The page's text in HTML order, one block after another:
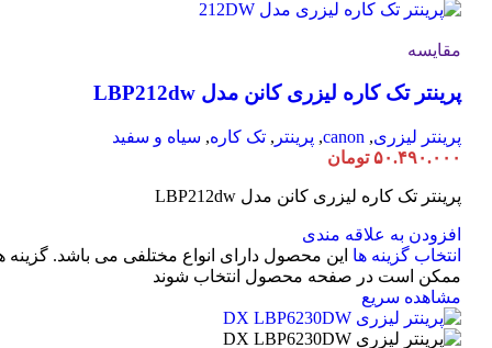
مقایسه
پرینتر تک کاره لیزری کانن مدل LBP212dw
پرینتر لیزری,
canon
, پرینتر , تک کاره, سیاه و سفید
۵۰.۴۹۰.۰۰۰ تومان
پرینتر تک کاره لیزری کانن مدل LBP212dw
افزودن به علاقه مندی
انتخاب گزینه ها این محصول دارای انواع مختلفی می باشد. گزینه
ممکن است در صفحه محصول انتخاب شوند
مشاهده سریع